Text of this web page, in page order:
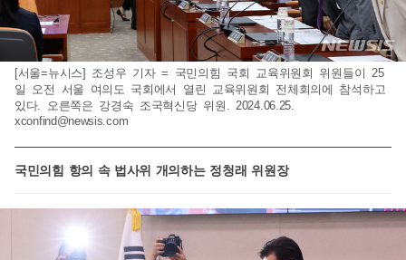
[서울=뉴시스] 조성우 기자 = 국민의힘 국회 교육위원회 위원들이 25
일 오전 서울 여의도 국회에서 열린 교육위원회 전체회의에 참석하고
있다. 오른쪽은 강경숙 조국혁신당 위원. 2024.06.25.
xconfind@newsis.com
국민의힘 항의 속 법사위 개의하는 정청래 위원장